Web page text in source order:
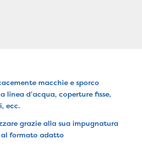
macchie e sporco
linea d’acqua, coperture fisse,
ecc.
grazie alla sua impugnatura
al formato adatto